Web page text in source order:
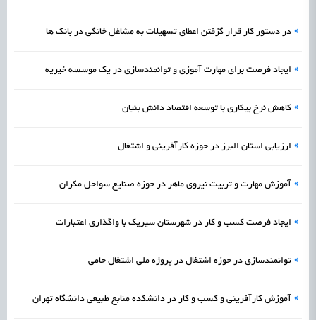
» در دستور کار قرار گزفتن اعطای تسهیلات به مشاغل خانگی در بانک ها
» ایجاد فرصت برای مهارت آموزی و توانمندسازی در یک موسسه خیریه
» کاهش نرخ بیکاری با توسعه اقتصاد دانش بنیان
» ارزیابی استان البرز در حوزه کارآفرینی و اشتغال
» آموزش مهارت و تربیت نیروی ماهر در حوزه صنایع سواحل مکران
» ایجاد فرصت کسب و کار در شهرستان سیریک با واگذاری اعتبارات
» توانمندسازی در حوزه اشتغال در پروژه ملی اشتغال حامی
» آموزش کارآفرینی و کسب و کار در دانشکده منابع طبیعی دانشگاه تهران